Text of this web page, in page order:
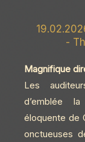
-
Magnifique
Les
d’emblée
éloquente de
onctueuses